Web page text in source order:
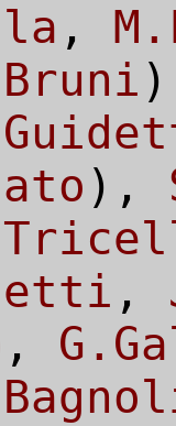
,
),
,
,